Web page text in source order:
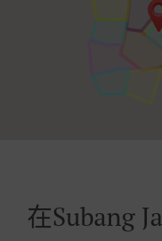
在Subang